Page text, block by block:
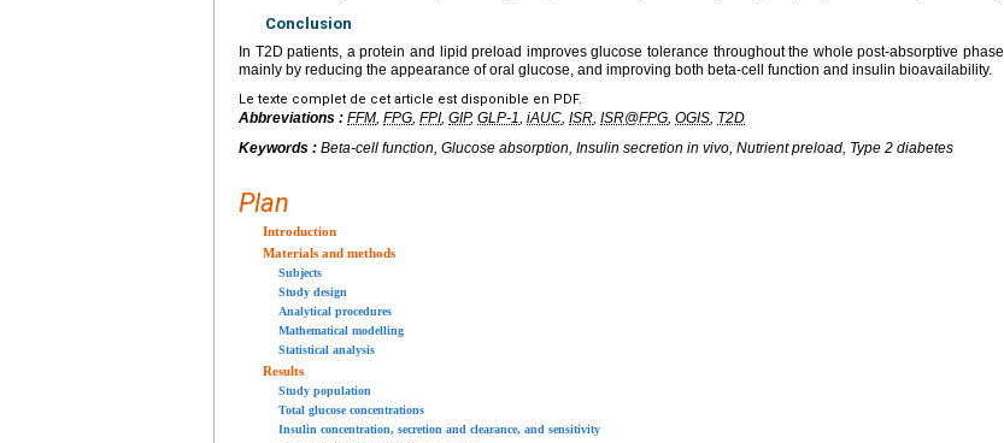
Conclusion
In T2D patients, a protein and lipid preload improves glucose tolerance throughout the whole post-absorptive phase
mainly by reducing the appearance of oral glucose, and improving both beta-cell function and insulin bioavailability.
Le texte complet de cet article est disponible en PDF.
Abbreviations : FFM, FPG, FPI, GIP, GLP-1, iAUC, ISR, ISR@FPG, OGIS, T2D
Keywords : Beta-cell function, Glucose absorption, Insulin secretion in vivo, Nutrient preload, Type 2 diabetes
Plan
Introduction
Materials and methods
Subjects
Study design
Analytical procedures
Mathematical modelling
Statistical analysis
Results
Study population
Total glucose concentrations
Insulin concentration, secretion and clearance, and sensitivity